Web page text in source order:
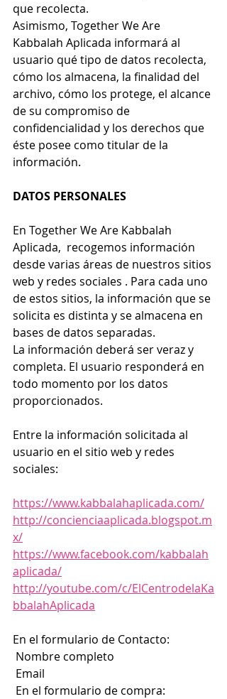
que recolecta.
Asimismo, Together We Are
Kabbalah Aplicada informará al
usuario qué tipo de datos recolecta,
cómo los almacena, la finalidad del
archivo, cómo los protege, el alcance
de su compromiso de
confidencialidad y los derechos que
éste posee como titular de la
información.
DATOS PERSONALES
En Together We Are Kabbalah
Aplicada,  recogemos información
desde varias áreas de nuestros sitios
web y redes sociales . Para cada uno
de estos sitios, la información que se
solicita es distinta y se almacena en
bases de datos separadas.
La información deberá ser veraz y
completa. El usuario responderá en
todo momento por los datos
proporcionados.
Entre la información solicitada al
usuario en el sitio web y redes
sociales:
https://www.kabbalahaplicada.com/
http://concienciaaplicada.blogspot.m
x/
https://www.facebook.com/kabbalah
aplicada/
http://youtube.com/c/ElCentrodelaKa
bbalahAplicada
En el formulario de Contacto:
Nombre completo
Email
En el formulario de compra: